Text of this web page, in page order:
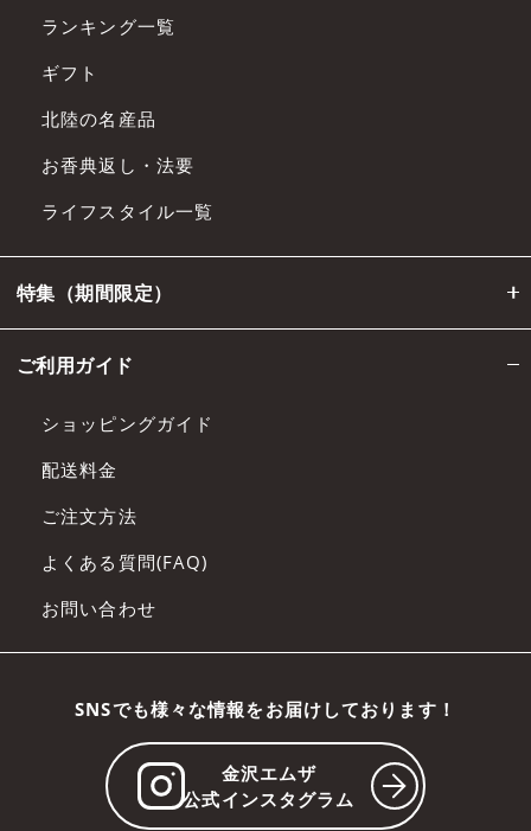
ランキング一覧
ギフト
北陸の名産品
お香典返し・法要
ライフスタイル一覧
特集（期間限定）
ご利用ガイド
ショッピングガイド
配送料金
ご注文方法
よくある質問(FAQ)
お問い合わせ
SNSでも様々な情報をお届けしております！
金沢エムザ
公式インスタグラム